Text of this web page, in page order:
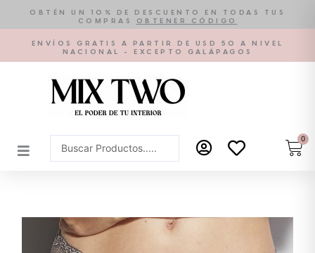
contenido
OBTÉN UN 10% DE DESCUENTO EN TODAS TUS
COMPRAS
OBTENER CÓDIGO
ENVÍOS GRATIS A PARTIR DE USD 50 A NIVEL
NACIONAL - EXCEPTO GALÁPAGOS
Search
...
0